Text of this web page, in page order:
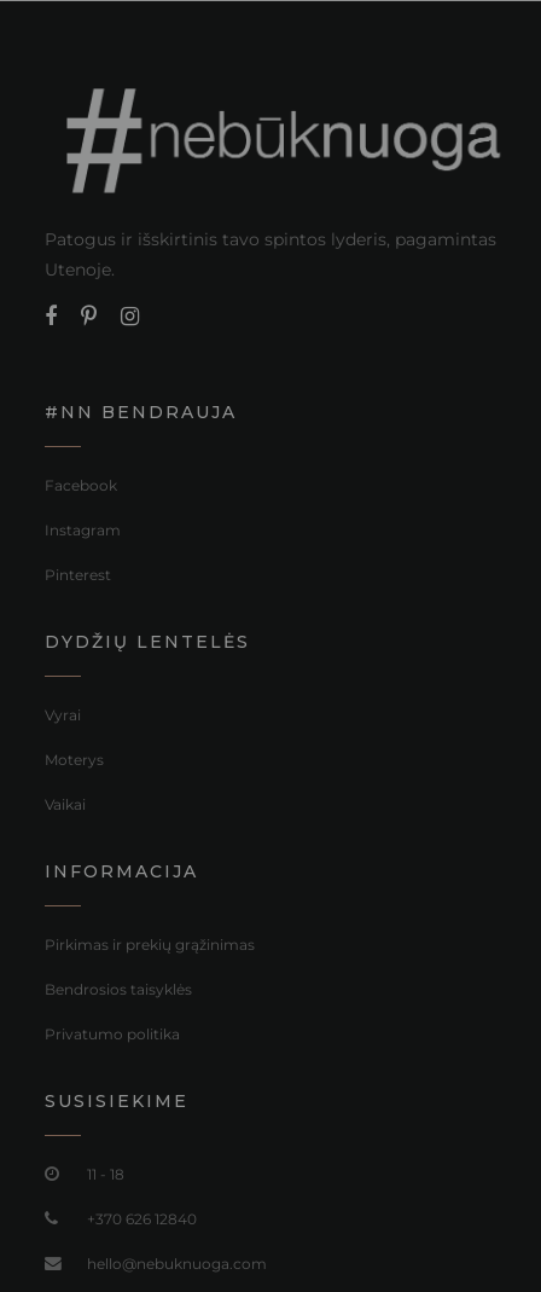
Patogus ir išskirtinis tavo spintos lyderis, pagamintas
Utenoje.
#NN BENDRAUJA
Facebook
Instagram
Pinterest
DYDŽIŲ LENTELĖS
Vyrai
Moterys
Vaikai
INFORMACIJA
Pirkimas ir prekių grąžinimas
Bendrosios taisyklės
Privatumo politika
SUSISIEKIME
11 - 18
+370 626 12840
hello@nebuknuoga.com